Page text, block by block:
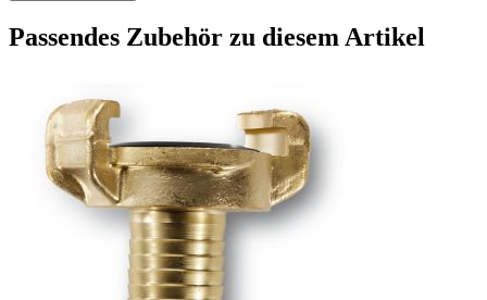
Passendes Zubehör zu diesem Artikel